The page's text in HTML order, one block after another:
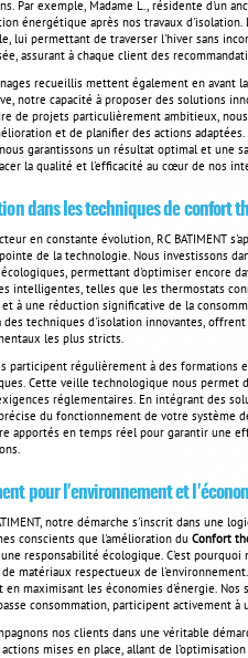
Par exemple, Madame L., résidente d'un
énergétique après nos travaux
lui permettant de traverser l'hiver sans
assurant à chaque client des
recueillis mettent également en avant
notre capacité à proposer des solutions
de projets particulièrement ambitieux,
et de planifier des actions
garantissons un résultat optimal et une
la qualité et l'efficacité au cœur de nos
dans les techniques de confort
en constante évolution, RC BATIMENT
de la technologie. Nous investissons
permettant d'optimiser encore
intelligentes, telles que les thermostats
et à une réduction significative de la
des techniques d'isolation innovantes,
les plus stricts.
participent régulièrement à des formations
Cette veille technologique nous permet
réglementaires. En intégrant des
du fonctionnement de votre système
apportés en temps réel pour garantir une
pour l'environnement et
notre démarche s'inscrit dans une
conscients que l'amélioration duConfort
responsabilité écologique. C'est
matériaux respectueux de
en maximisant les économies d'énergie.
consommation, participent activement
nos clients dans une véritable
actions mises en place, allant de